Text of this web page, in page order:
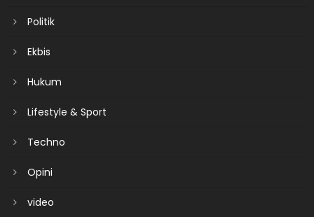
Politik
Ekbis
Hukum
Lifestyle & Sport
Techno
Opini
video